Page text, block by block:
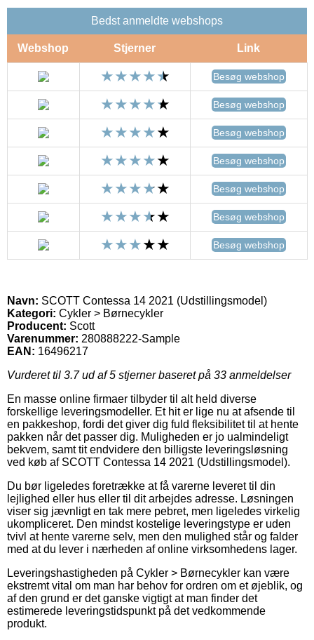
Bedst anmeldte webshops
Webshop Stjerner Link
Besøg webshop
Besøg webshop
Besøg webshop
Besøg webshop
Besøg webshop
Besøg webshop
Besøg webshop
Navn: SCOTT Contessa 14 2021 (Udstillingsmodel)
Kategori: Cykler > Børnecykler
Producent: Scott
Varenummer: 280888222-Sample
EAN: 16496217
Vurderet til 3.7ud af 5 stjerner baseret på 33 anmeldelser
En masse online firmaer tilbyder til alt held diverse
forskellige leveringsmodeller. Et hit er lige nu at afsende til
en pakkeshop, fordi det giver dig fuld fleksibilitet til at hente
pakken når det passer dig. Muligheden er jo ualmindeligt
bekvem, samt tit endvidere den billigste leveringsløsning
ved køb af SCOTT Contessa 14 2021 (Udstillingsmodel).
Du bør ligeledes foretrække at få varerne leveret til din
lejlighed eller hus eller til dit arbejdes adresse. Løsningen
viser sig jævnligt en tak mere pebret, men ligeledes virkelig
ukompliceret. Den mindst kostelige leveringstype er uden
tvivl at hente varerne selv, men den mulighed står og falder
med at du lever i nærheden af online virksomhedens lager.
Leveringshastigheden på Cykler > Børnecykler kan være
ekstremt vital om man har behov for ordren om et øjeblik, og
af den grund er det ganske vigtigt at man finder det
estimerede leveringstidspunkt på det vedkommende
produkt.